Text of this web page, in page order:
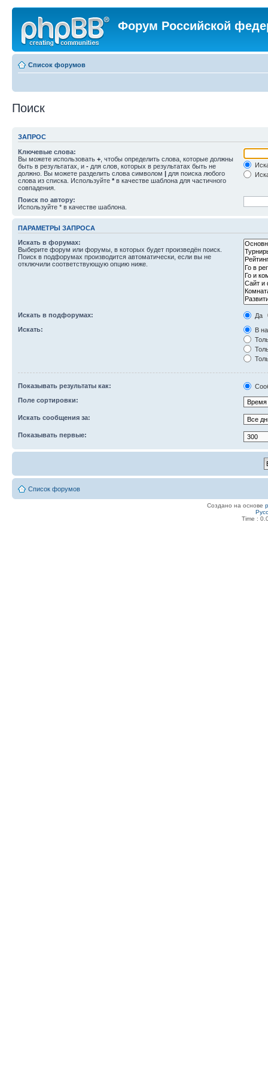
Форум Российской
Список форумов
Поиск
ЗАПРОС
Ключевые слова:
Вы можете использовать + , чтобы определить слова, которые должны
быть в результатах, и - для слов, которых в результатах быть не
должно. Вы можете разделить слова символом | для поиска любого
слова из списка. Используйте * в качестве шаблона для частичного
совпадения.
Поиск по автору:
Используйте * в качестве шаблона.
ПАРАМЕТРЫ ЗАПРОСА
Искать в форумах:
Выберите форум или форумы, в которых будет произведён поиск.
Поиск в подфорумах производится автоматически, если вы не
отключили соответствующую опцию ниже.
Искать в подфорумах:
Да
Искать:
В
Показывать результаты как:
Поле сортировки:
Искать сообщения за:
Показывать первые:
Список форумов
Создано на основе
Time :